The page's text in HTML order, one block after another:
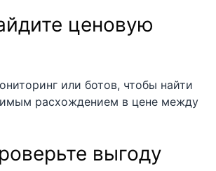
ценовую
или ботов, чтобы найти
расхождением в цене между
выгоду